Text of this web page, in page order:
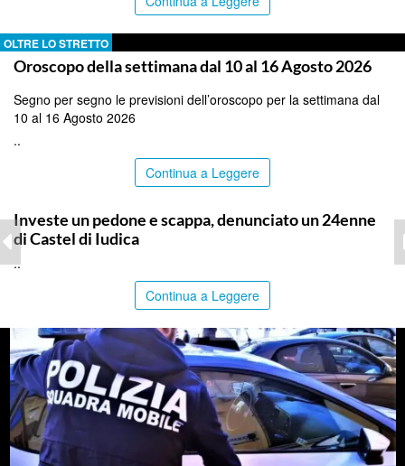
OLTRE LO STRETTO
Oroscopo della settimana dal 10 al 16 Agosto 2026
Segno per segno le previsioni dell’oroscopo per la settimana dal
10 al 16 Agosto 2026
..
Continua a Leggere
Investe un pedone e scappa, denunciato un 24enne
di Castel di Iudica
..
Continua a Leggere